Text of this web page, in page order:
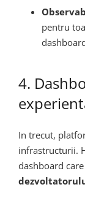
pentru
4.
In trecut,
infrastructurii.
dashboard care